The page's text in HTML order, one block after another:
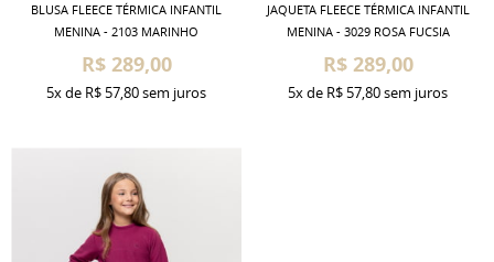
BLUSA FLEECE TÉRMICA INFANTIL
MENINA - 2103 MARINHO
R$ 289,00
5xde R$ 57,80sem juros
JAQUETA FLEECE TÉRMICA INFANTIL
MENINA - 3029 ROSA FUCSIA
R$ 289,00
5xde R$ 57,80sem juros